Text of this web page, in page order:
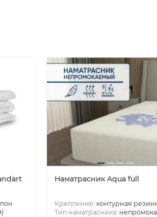
Наматрасник Aqua full
Крепление: контурная
Тип наматрасника: